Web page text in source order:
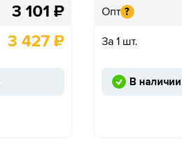
3 101 ₽
3 427₽
Опт ?
За 1 шт.
В наличии